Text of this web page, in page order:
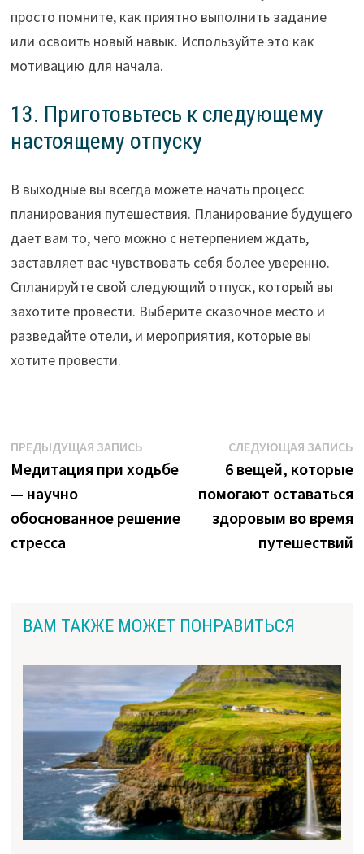
просто помните, как приятно выполнить задание
или освоить новый навык. Используйте это как
мотивацию для начала.
13. Приготовьтесь к следующему
настоящему отпуску
В выходные вы всегда можете начать процесс
планирования путешествия. Планирование будущего
дает вам то, чего можно с нетерпением ждать,
заставляет вас чувствовать себя более уверенно.
Спланируйте свой следующий отпуск, который вы
захотите провести. Выберите сказочное место и
разведайте отели, и мероприятия, которые вы
хотите провести.
Навигация
по
записям
ПРЕДЫДУЩАЯ ЗАПИСЬПредыдущая
запись:
Медитация при ходьбе
— научно
обоснованное решение
стресса
СЛЕДУЮЩАЯ ЗАПИСЬ
6 вещей, которые
помогают оставаться
здоровым во время
путешествий
ВАМ ТАКЖЕ МОЖЕТ ПОНРАВИТЬСЯ